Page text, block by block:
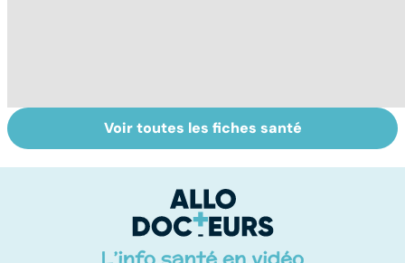
Tout savoir sur
les infections
Inflammation des
amygdales : que
d'angine ?
Voir toutes les fiches santé